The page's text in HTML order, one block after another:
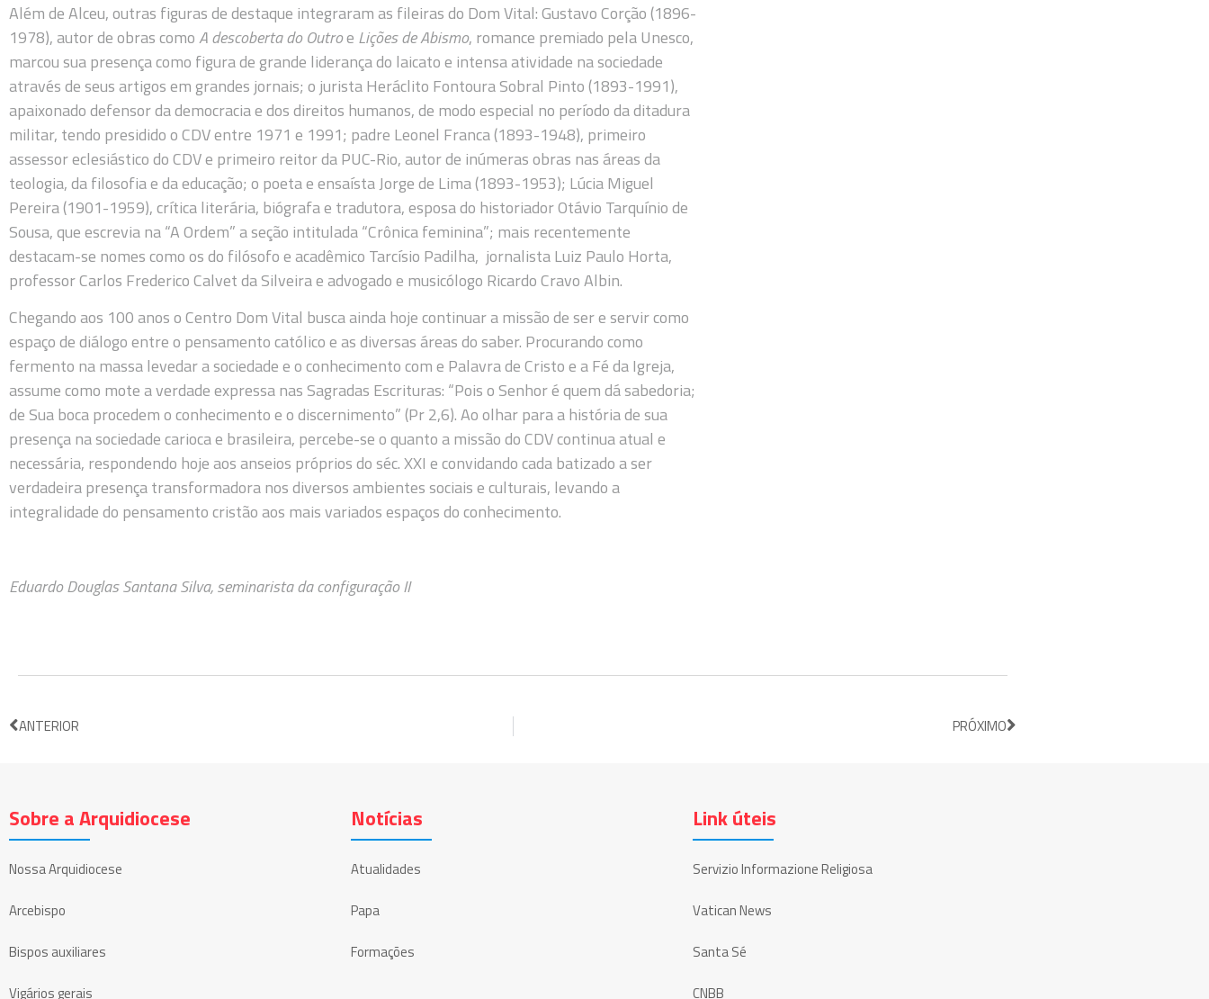
Além de Alceu, outras figuras de destaque integraram as fileiras do Dom Vital: Gustavo Corção (1896-
1978), autor de obras comoA descoberta do Outroe Lições de Abismo, romance premiado pela Unesco,
marcou sua presença como figura de grande liderança do laicato e intensa atividade na sociedade
através de seus artigos em grandes jornais; o jurista Heráclito Fontoura Sobral Pinto (1893-1991),
apaixonado defensor da democracia e dos direitos humanos, de modo especial no período da ditadura
militar, tendo presidido o CDV entre 1971 e 1991; padre Leonel Franca (1893-1948), primeiro
assessor eclesiástico do CDV e primeiro reitor da PUC-Rio, autor de inúmeras obras nas áreas da
teologia, da filosofia e da educação; o poeta e ensaísta Jorge de Lima (1893-1953); Lúcia Miguel
Pereira (1901-1959), crítica literária, biógrafa e tradutora, esposa do historiador Otávio Tarquínio de
Sousa, que escrevia na “A Ordem” a seção intitulada “Crônica feminina”; mais recentemente
destacam-se nomes como os do filósofo e acadêmico Tarcísio Padilha, jornalista Luiz Paulo Horta,
professor Carlos Frederico Calvet da Silveira e advogado e musicólogo Ricardo Cravo Albin.
Chegando aos 100 anos o Centro Dom Vital busca ainda hoje continuar a missão de ser e servir como
espaço de diálogo entre o pensamento católico e as diversas áreas do saber. Procurando como
fermento na massa levedar a sociedade e o conhecimento com e Palavra de Cristo e a Fé da Igreja,
assume como mote a verdade expressa nas Sagradas Escrituras: “Pois o Senhor é quem dá sabedoria;
de Sua boca procedem o conhecimento e o discernimento” (Pr 2,6). Ao olhar para a história de sua
presença na sociedade carioca e brasileira, percebe-se o quanto a missão do CDV continua atual e
necessária, respondendo hoje aos anseios próprios do séc. XXI e convidando cada batizado a ser
verdadeira presença transformadora nos diversos ambientes sociais e culturais, levando a
integralidade do pensamento cristão aos mais variados espaços do conhecimento.
Eduardo Douglas Santana Silva, seminarista da configuração II
ANTERIOR PRÓXIMO
Sobre a Arquidiocese
Nossa Arquidiocese
Arcebispo
Bispos auxiliares
Vigários gerais
Notícias
Atualidades
Papa
Formações
Link úteis
Servizio Informazione Religiosa
Vatican News
Santa Sé
CNBB